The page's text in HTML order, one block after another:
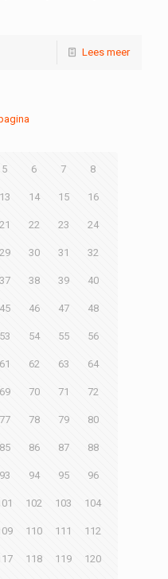
Lees meer
5 6 7 8
13 14 15 16
21 22 23 24
29 30 31 32
37 38 39 40
45 46 47 48
53 54 55 56
61 62 63 64
69 70 71 72
77 78 79 80
85 86 87 88
93 94 95 96
102 103 104
110 111 112
118 119 120